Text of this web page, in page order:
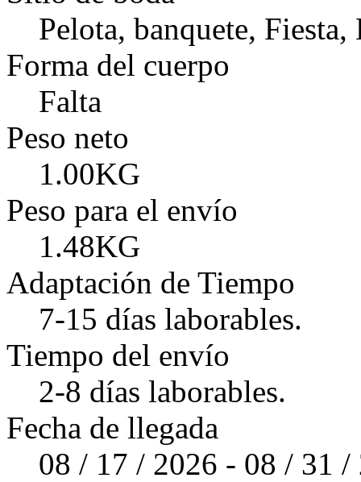
Pelota, banquete, Fiesta,
Forma del cuerpo
Falta
Peso neto
1.00KG
Peso para el envío
1.48KG
Adaptación de Tiempo
7-15 días laborables.
Tiempo del envío
2-8 días laborables.
Fecha de llegada
08 / 17 / 2026 - 08 / 31 /